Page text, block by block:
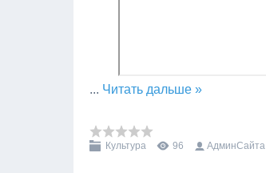
... Читать дальше »
Культура 96 АдминСайта